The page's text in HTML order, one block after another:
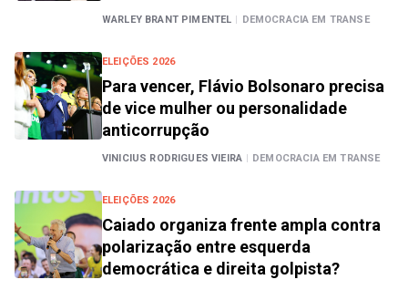
WARLEY BRANT PIMENTEL | DEMOCRACIA EM TRANSE
ELEIÇÕES 2026
Para vencer, Flávio Bolsonaro precisa
de vice mulher ou personalidade
anticorrupção
VINICIUS RODRIGUES VIEIRA | DEMOCRACIA EM TRANSE
ELEIÇÕES 2026
Caiado organiza frente ampla contra
polarização entre esquerda
democrática e direita golpista?